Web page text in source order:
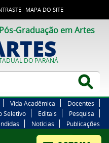
MAPA DO SITE
Graduação em Artes
DO PARANÁ
Vida Acadêmica
Docentes
Seletivo Editais
Pesquisa
Notícias Publicações